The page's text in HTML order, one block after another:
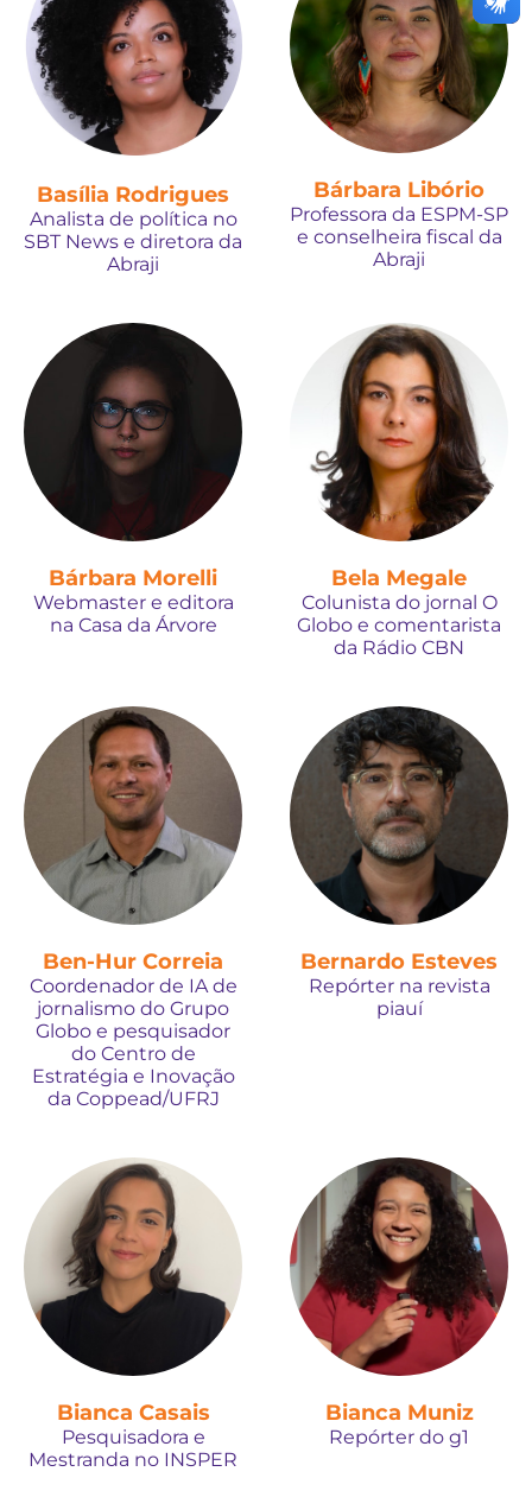
Basília Rodrigues
Analista de política no
SBT News e diretora da
Abraji
Bárbara Libório
Professora da ESPM-SP
e conselheira fiscal da
Abraji
Bárbara Morelli
Webmaster e editora
na Casa da Árvore
Bela Megale
Colunista do jornal O
Globo e comentarista
da Rádio CBN
Ben-Hur Correia
Coordenador de IA de
jornalismo do Grupo
Globo e pesquisador
do Centro de
Estratégia e Inovação
da Coppead/UFRJ
Bernardo Esteves
Repórter na revista
piauí
Bianca Casais
Pesquisadora e
Mestranda no INSPER
Bianca Muniz
Repórter do g1